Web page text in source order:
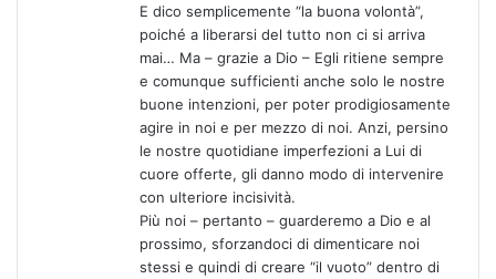
E dico semplicemente “la buona volontà”,
poiché a liberarsi del tutto non ci si arriva
mai… Ma – grazie a Dio – Egli ritiene sempre
e comunque sufficienti anche solo le nostre
buone intenzioni, per poter prodigiosamente
agire in noi e per mezzo di noi. Anzi, persino
le nostre quotidiane imperfezioni a Lui di
cuore offerte, gli danno modo di intervenire
con ulteriore incisività.
Più noi – pertanto – guarderemo a Dio e al
prossimo, sforzandoci di dimenticare noi
stessi e quindi di creare “il vuoto” dentro di